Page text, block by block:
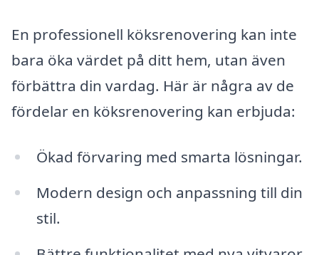
En professionell köksrenovering kan inte
bara öka värdet på ditt hem, utan även
förbättra din vardag. Här är några av de
fördelar en köksrenovering kan erbjuda:
Ökad förvaring med smarta lösningar.
Modern design och anpassning till din
stil.